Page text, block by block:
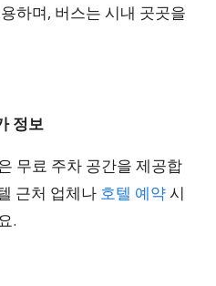
하며, 버스는 시내 곳곳을
정보
무료 주차 공간을 제공합
근처 업체나 호텔 예약시
.